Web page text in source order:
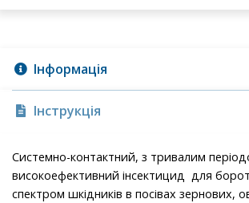
Інформація
Інструкція
Системно-контактний, з тривалим
високоефективний інсектицид для
спектром шкідників в посівах зернових,